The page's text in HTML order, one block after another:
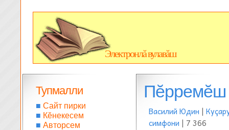
Электронлă вулавăш
Василий Юдин |
симфони | 7 366
Тупмалли
■ Сайт пирки
■ Кĕнекесем
■ Авторсем